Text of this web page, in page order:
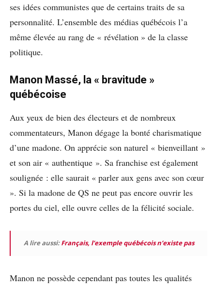
ses idées communistes que de certains traits de sa
personnalité. L’ensemble des médias québécois l’a
même élevée au rang de « révélation » de la classe
politique.
Manon Massé, la « bravitude »
québécoise
Aux yeux de bien des électeurs et de nombreux
commentateurs, Manon dégage la bonté charismatique
d’une madone. On apprécie son naturel « bienveillant »
et son air « authentique ». Sa franchise est également
soulignée : elle saurait « parler aux gens avec son cœur
». Si la madone de QS ne peut pas encore ouvrir les
portes du ciel, elle ouvre celles de la félicité sociale.
A lire aussi:Français, l’exemple québécois n’existe pas
Manon ne possède cependant pas toutes les qualités